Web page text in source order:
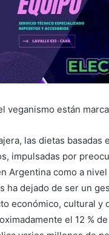
veganismo están
las dietas
impulsadas por
Argentina como a
ha dejado de ser un
económico, cultural y
el 12 %